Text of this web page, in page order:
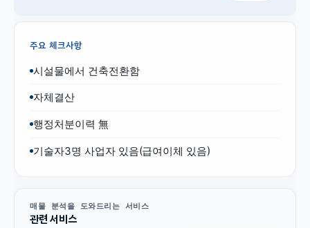
주요 체크사항
시설물에서 건축전환함
자체결산
행정처분이력 無
기술자3명 사업자 있음(급여이체 있음)
매물 분석을 도와드리는 서비스
관련 서비스